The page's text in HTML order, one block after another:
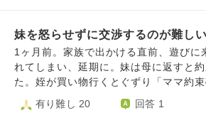
妹を怒らせずに交渉するのが難しい
1ヶ月前。家族で出かける直前、遊びに
れてしまい、延期に。妹は母に返すと
た。姪が買い物行くとぐずり「ママ約束
行く」と言いました。 5日後妹から親
お金返した方が良いよ」と伝えると忘
有り難し 20 回答 1